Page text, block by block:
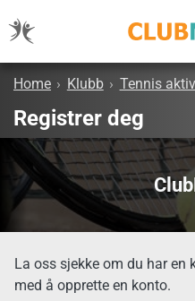
Home › Klubb › Tennis
Registrer deg
La oss sjekke om du har en
med å opprette en konto.